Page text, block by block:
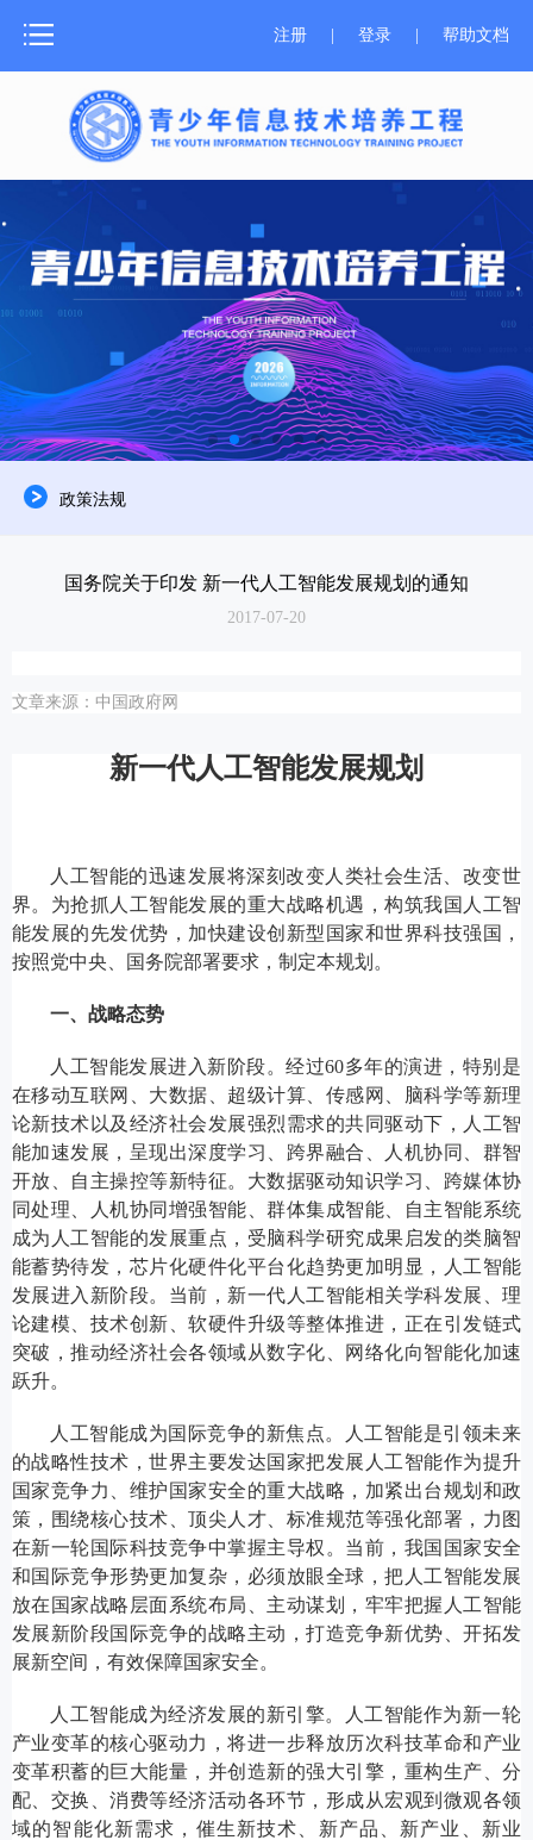
网站首页
测评介绍
新闻中心
测评报名
成绩证书
师资培训
关于器材
测评服务
注册 登录 帮助文档
政策法规
国务院关于印发 新一代人工智能发展规划的通知
2017-07-20
文章来源：中国政府网
新一代人工智能发展规划
人工智能的迅速发展将深刻改变人类社会生活、改变世
界。为抢抓人工智能发展的重大战略机遇，构筑我国人工智
能发展的先发优势，加快建设创新型国家和世界科技强国，
按照党中央、国务院部署要求，制定本规划。
一、战略态势
人工智能发展进入新阶段。经过60多年的演进，特别是
在移动互联网、大数据、超级计算、传感网、脑科学等新理
论新技术以及经济社会发展强烈需求的共同驱动下，人工智
能加速发展，呈现出深度学习、跨界融合、人机协同、群智
开放、自主操控等新特征。大数据驱动知识学习、跨媒体协
同处理、人机协同增强智能、群体集成智能、自主智能系统
成为人工智能的发展重点，受脑科学研究成果启发的类脑智
能蓄势待发，芯片化硬件化平台化趋势更加明显，人工智能
发展进入新阶段。当前，新一代人工智能相关学科发展、理
论建模、技术创新、软硬件升级等整体推进，正在引发链式
突破，推动经济社会各领域从数字化、网络化向智能化加速
跃升。
人工智能成为国际竞争的新焦点。人工智能是引领未来
的战略性技术，世界主要发达国家把发展人工智能作为提升
国家竞争力、维护国家安全的重大战略，加紧出台规划和政
策，围绕核心技术、顶尖人才、标准规范等强化部署，力图
在新一轮国际科技竞争中掌握主导权。当前，我国国家安全
和国际竞争形势更加复杂，必须放眼全球，把人工智能发展
放在国家战略层面系统布局、主动谋划，牢牢把握人工智能
发展新阶段国际竞争的战略主动，打造竞争新优势、开拓发
展新空间，有效保障国家安全。
人工智能成为经济发展的新引擎。人工智能作为新一轮
产业变革的核心驱动力，将进一步释放历次科技革命和产业
变革积蓄的巨大能量，并创造新的强大引擎，重构生产、分
配、交换、消费等经济活动各环节，形成从宏观到微观各领
域的智能化新需求，催生新技术、新产品、新产业、新业